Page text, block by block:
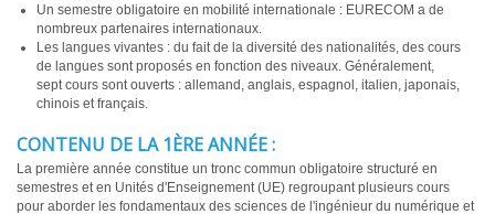
Un semestre obligatoire en mobilité internationale : EURECOM a de
nombreux partenaires internationaux.
Les langues vivantes : du fait de la diversité des nationalités, des cours
de langues sont proposés en fonction des niveaux. Généralement,
sept cours sont ouverts : allemand, anglais, espagnol, italien, japonais,
chinois et français.
CONTENU DE LA 1ÈRE ANNÉE :
La première année constitue un tronc commun obligatoire structuré en
semestres et en Unités d'Enseignement (UE) regroupant plusieurs cours
pour aborder les fondamentaux des sciences de l'ingénieur du numérique et